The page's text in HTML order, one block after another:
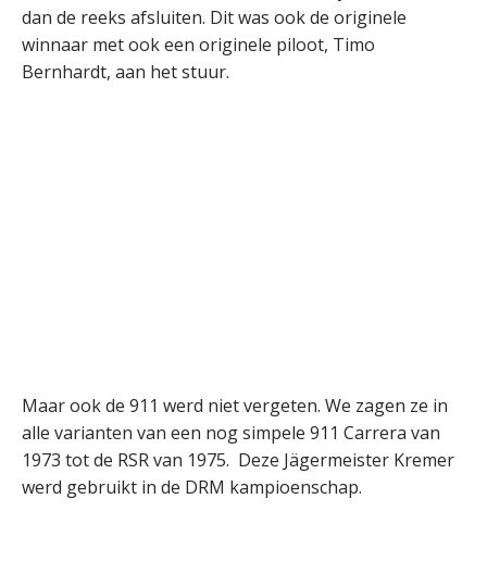
dan de reeks afsluiten. Dit was ook de originele
winnaar met ook een originele piloot, Timo
Bernhardt, aan het stuur.
Maar ook de 911 werd niet vergeten. We zagen ze in
alle varianten van een nog simpele 911 Carrera van
1973 tot de RSR van 1975. Deze Jägermeister Kremer
werd gebruikt in de DRM kampioenschap.